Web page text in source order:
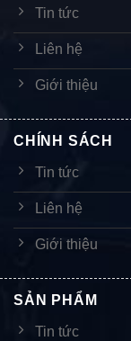
Tin tức
Liên hệ
Giới thiệu
CHÍNH SÁCH
Tin tức
Liên hệ
Giới thiệu
SẢN PHẨM
Tin tức